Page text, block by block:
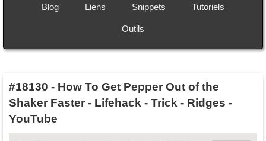
Blog Liens Snippets Tutoriels
Outils
#18130 - How To Get Pepper Out of the
Shaker Faster - Lifehack - Trick - Ridges -
YouTube